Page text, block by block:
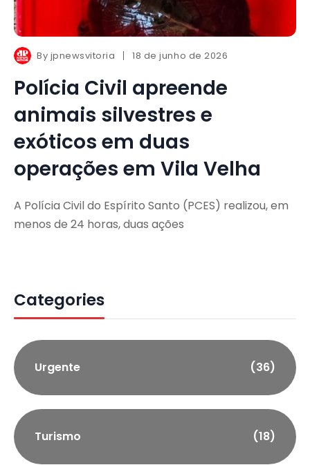
By jpnewsvitoria 18 de junho de 2026
Polícia Civil apreende
animais silvestres e
exóticos em duas
operações em Vila Velha
A Polícia Civil do Espírito Santo (PCES) realizou, em
menos de 24 horas, duas ações
Categories
Urgente (36)
Turismo (18)